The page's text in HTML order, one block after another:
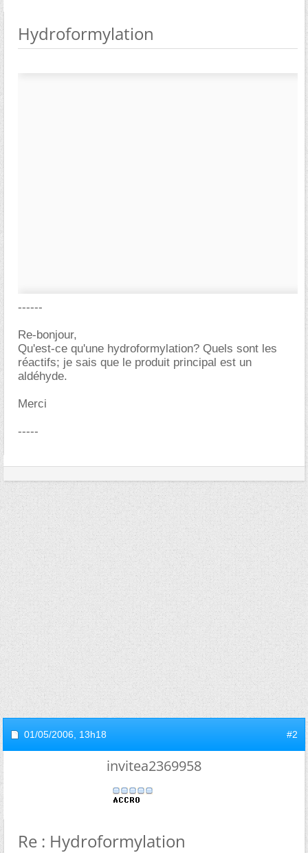
Hydroformylation
------
Re-bonjour,
Qu'est-ce qu'une hydroformylation? Quels sont les
réactifs; je sais que le produit principal est un
aldéhyde.
Merci
-----
01/05/2006, 13h18 #2
invitea2369958
Re : Hydroformylation